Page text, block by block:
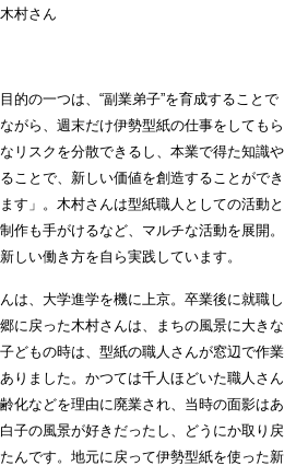
村さん
的の一つは、“副業弟子”を育成することで
がら、週末だけ伊勢型紙の仕事をしてもら
リスクを分散できるし、本業で得た知識や
ことで、新しい価値を創造することができ
す」。木村さんは型紙職人としての活動と
作も手がけるなど、マルチな活動を展開。
しい働き方を自ら実践しています。
は、大学進学を機に上京。卒業後に就職し
に戻った木村さんは、まちの風景に大きな
どもの時は、型紙の職人さんが窓辺で作業
りました。かつては千人ほどいた職人さん
化などを理由に廃業され、当時の面影はあ
子の風景が好きだったし、どうにか取り戻
んです。地元に戻って伊勢型紙を使った新